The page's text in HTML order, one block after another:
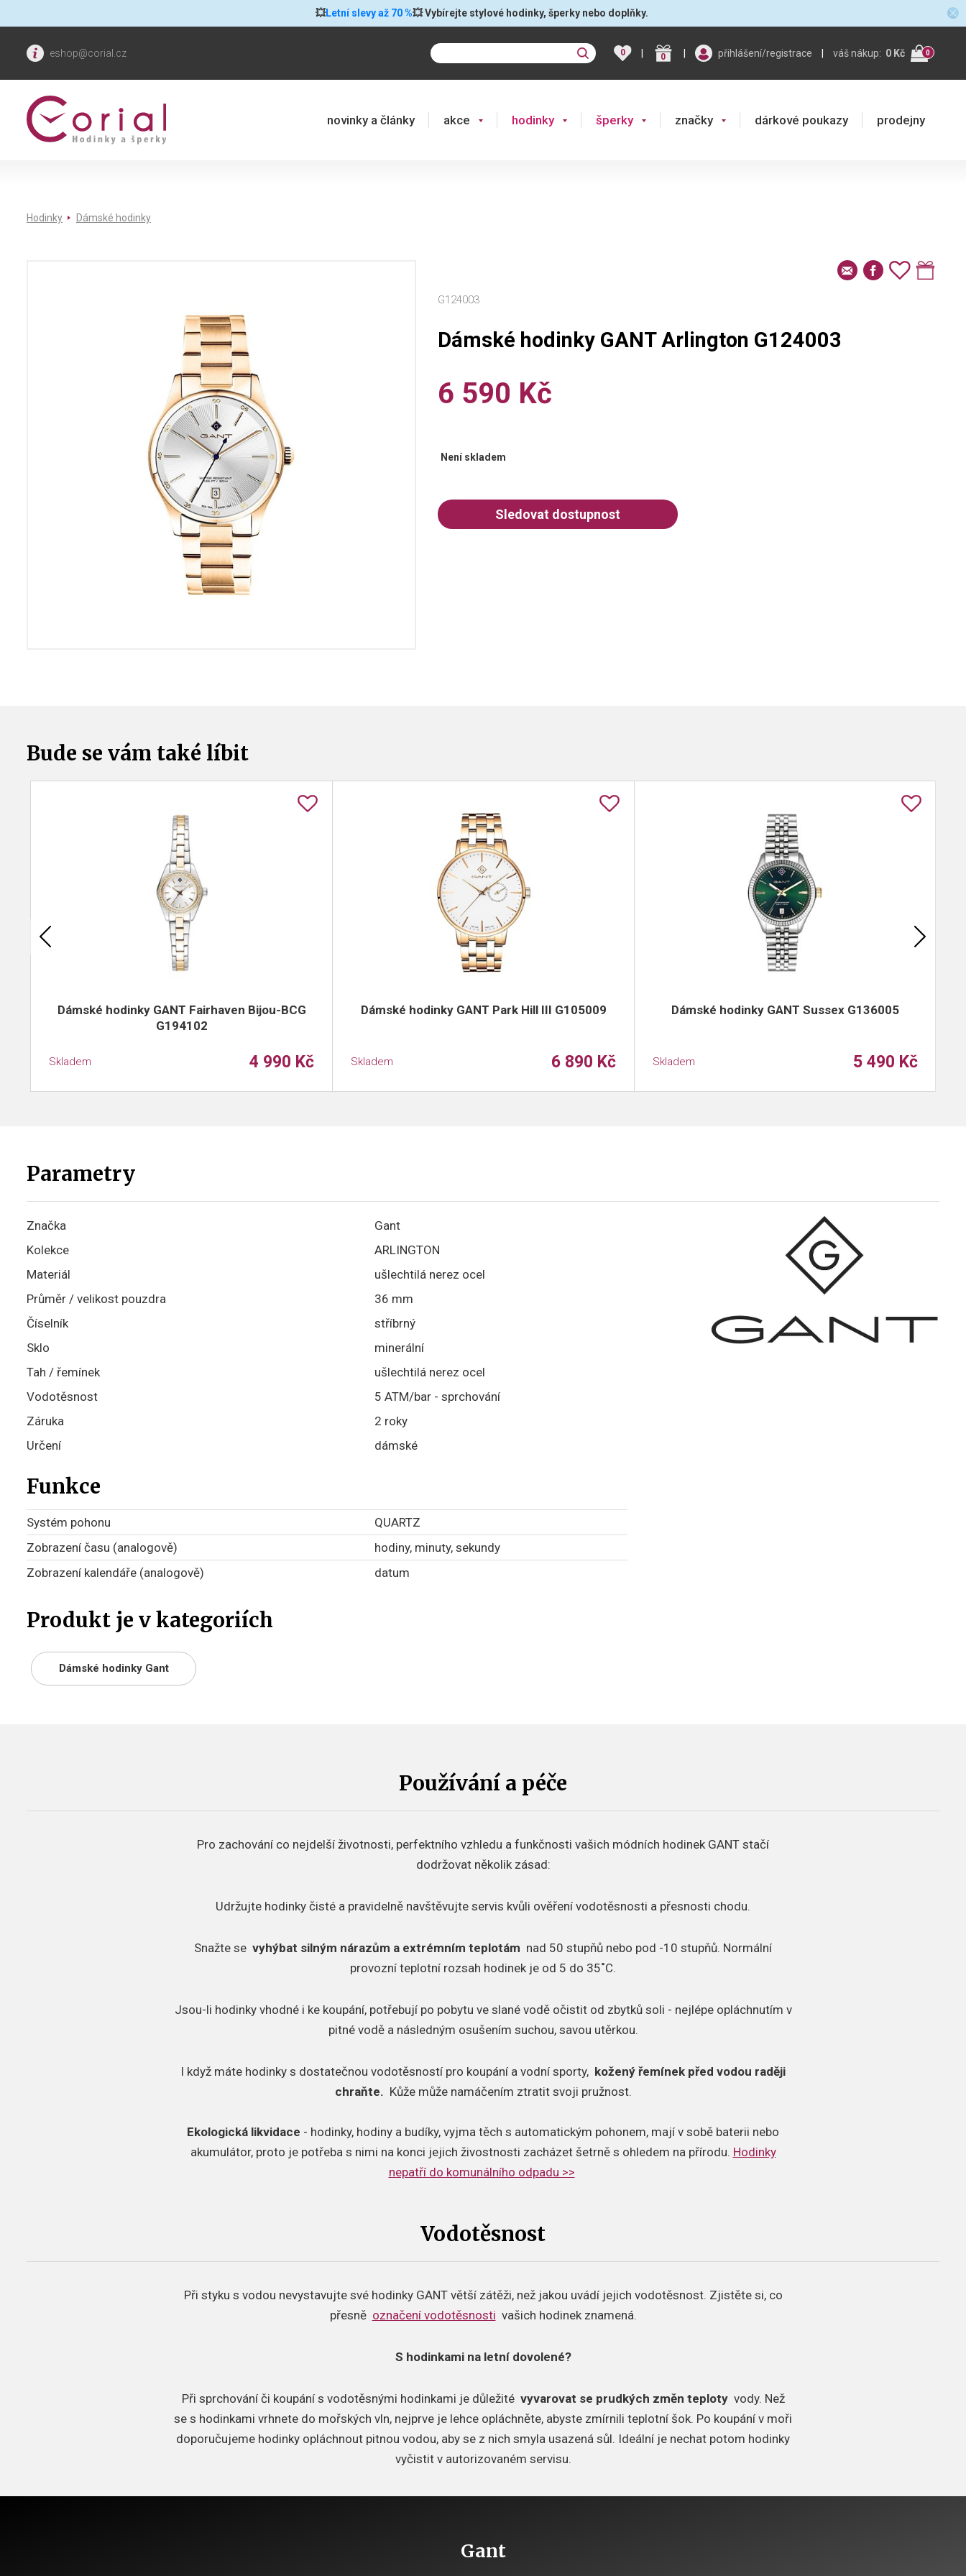
💥Letní slevy až 70 %💥 Vybírejte stylové hodinky, šperky nebo doplňky.
eshop@corial.cz 0 | 0 | přihlášení/registrace | váš nákup: 0 Kč 0
novinky a články akce hodinky šperky značky dárkové poukazy prodejny
Hodinky Dámské hodinky
G124003
Dámské hodinky GANT Arlington G124003
6 590 Kč
Není skladem
Bude se vám také líbit
Dámské hodinky GANT Fairhaven Bijou-BCG
G194102
Skladem 4 990 Kč
Dámské hodinky GANT Park Hill III G105009
Skladem 6 890 Kč
Dámské hodinky GANT Sussex G136005
Skladem 5 490 Kč
Parametry
Značka
Gant
Kolekce
ARLINGTON
Materiál
ušlechtilá nerez ocel
Průměr / velikost pouzdra
36 mm
Číselník
stříbrný
Sklo
minerální
Tah / řemínek
ušlechtilá nerez ocel
Vodotěsnost
5 ATM/bar - sprchování
Záruka
2 roky
Určení
dámské
Funkce
Systém pohonu
QUARTZ
Zobrazení času (analogově)
hodiny, minuty, sekundy
Zobrazení kalendáře (analogově)
datum
Produkt je v kategoriích
Dámské hodinky Gant
Používání a péče
Pro zachování co nejdelší životnosti, perfektního vzhledu a funkčnosti vašich módních hodinek GANT stačí
dodržovat několik zásad:
Udržujte hodinky čisté a pravidelně navštěvujte servis kvůli ověření vodotěsnosti a přesnosti chodu.
Snažte se vyhýbat silným nárazům a extrémním teplotám nad 50 stupňů nebo pod -10 stupňů. Normální
provozní teplotní rozsah hodinek je od 5 do 35˚C.
Jsou-li hodinky vhodné i ke koupání, potřebují po pobytu ve slané vodě očistit od zbytků soli - nejlépe opláchnutím v
pitné vodě a následným osušením suchou, savou utěrkou.
I když máte hodinky s dostatečnou vodotěsností pro koupání a vodní sporty, kožený řemínek před vodou raději
chraňte. Kůže může namáčením ztratit svoji pružnost.
Ekologická likvidace - hodinky, hodiny a budíky, vyjma těch s automatickým pohonem, mají v sobě baterii nebo
akumulátor, proto je potřeba s nimi na konci jejich živostnosti zacházet šetrně s ohledem na přírodu. Hodinky
nepatří do komunálního odpadu >>
Vodotěsnost
Při styku s vodou nevystavujte své hodinky GANT větší zátěži, než jakou uvádí jejich vodotěsnost. Zjistěte si, co
přesně označení vodotěsnosti vašich hodinek znamená.
S hodinkami na letní dovolené?
Při sprchování či koupání s vodotěsnými hodinkami je důležité vyvarovat se prudkých změn teploty vody. Než
se s hodinkami vrhnete do mořských vln, nejprve je lehce opláchněte, abyste zmírnili teplotní šok. Po koupání v moři
doporučujeme hodinky opláchnout pitnou vodou, aby se z nich smyla usazená sůl. Ideální je nechat potom hodinky
vyčistit v autorizovaném servisu.
Gant